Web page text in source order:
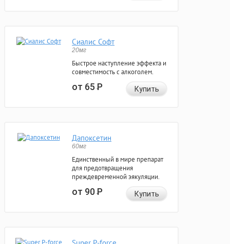
Сиалис Софт
20мг
Быстрое наступление эффекта и
совместимость с алкоголем.
от 65Р Купить
Дапоксетин
60мг
Единственный в мире препарат
для предотвращения
преждевременной эякуляции.
от 90Р Купить